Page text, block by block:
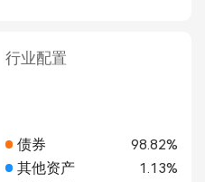
行业配置
债券 98.82%
其他资产 1.13%